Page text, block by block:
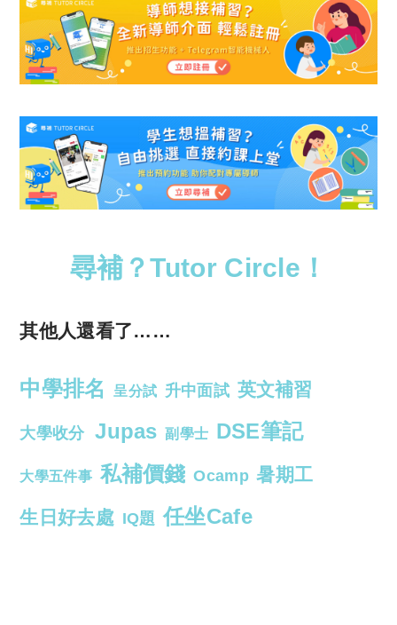
尋補？Tutor Circle！
其他人還看了……
中學排名 呈分試 升中面試 英文補習
大學收分 Jupas 副學士 DSE筆記
大學五件事 私補價錢 Ocamp 暑期工
生日好去處 IQ題 任坐Cafe